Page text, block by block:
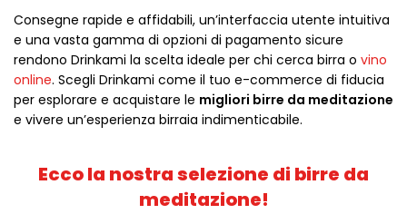
Consegne rapide e affidabili, un’interfaccia utente intuitiva
e una vasta gamma di opzioni di pagamento sicure
rendono Drinkami la scelta ideale per chi cerca birra o vino
online. Scegli Drinkami come il tuo e-commerce di fiducia
per esplorare e acquistare le migliori birre da meditazione
e vivere un’esperienza birraia indimenticabile.
Ecco la nostra selezione di birre da
meditazione!